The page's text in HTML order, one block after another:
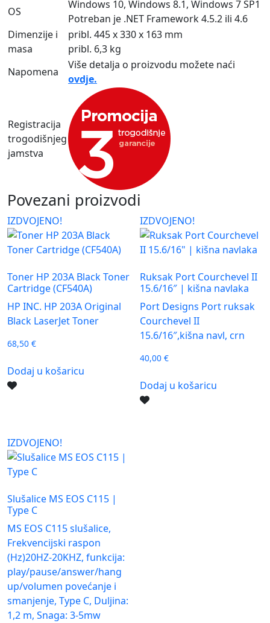
OS
Windows 10, Windows 8.1, Windows 7 SP1
Potreban je .NET Framework 4.5.2 ili 4.6
Dimenzije i
masa
pribl. 445 x 330 x 163 mm
pribl. 6,3 kg
Napomena
Više detalja o proizvodu možete naći
ovdje.
Registracija
trogodišnjeg
jamstva
Povezani proizvodi
IZDVOJENO!
Toner HP 203A Black Toner
Cartridge (CF540A)
HP INC. HP 203A Original
Black LaserJet Toner
68,50 €
Dodaj u košaricu
IZDVOJENO!
Ruksak Port Courchevel II
15.6/16″ | kišna navlaka
Port Designs Port ruksak
Courchevel II
15.6/16″,kišna navl, crn
40,00€
Dodaj u košaricu
IZDVOJENO!
Slušalice MS EOS C115 |
Type C
MS EOS C115 slušalice,
Frekvencijski raspon
(Hz)20HZ-20KHZ, funkcija:
play/pause/answer/hang
up/volumen povećanje i
smanjenje, Type C, Duljina:
1,2 m, Snaga: 3-5mw